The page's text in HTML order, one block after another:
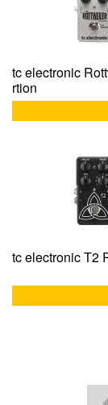
tc electronic
rtion
tc electronic T2